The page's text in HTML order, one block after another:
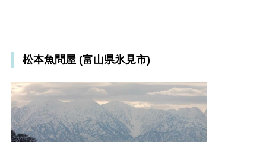
松本魚問屋 (富山県氷見市)